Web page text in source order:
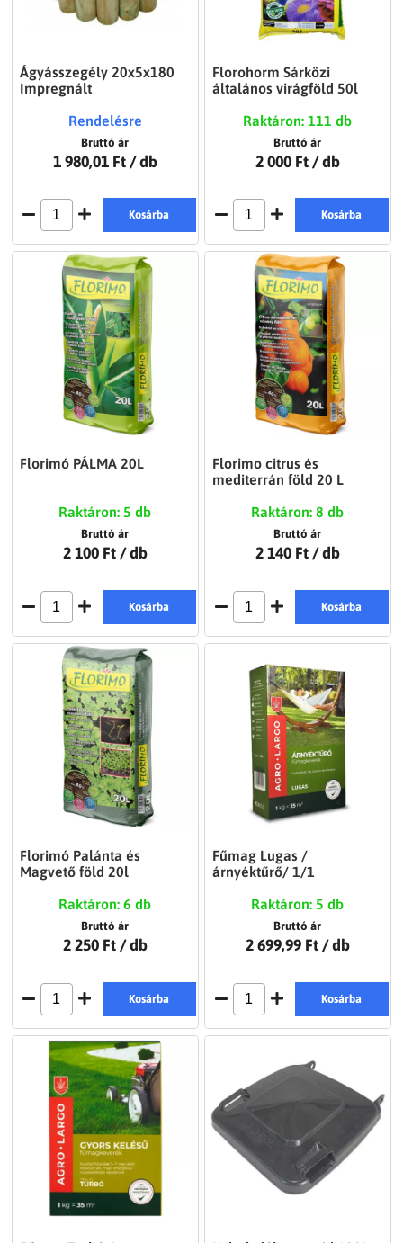
Ágyásszegély 20x5x180
Impregnált
Rendelésre
Bruttó ár
1 980,01 Ft / db
Kosárba
Florohorm Sárközi
általános virágföld 50l
Raktáron: 111 db
Bruttó ár
2 000 Ft / db
Kosárba
Florimó PÁLMA 20L
Raktáron: 5 db
Bruttó ár
2 100 Ft/ db
Kosárba
Florimo citrus és
mediterrán föld 20 L
Raktáron: 8 db
Bruttó ár
2 140 Ft/ db
Kosárba
Florimó Palánta és
Magvető föld 20l
Raktáron: 6 db
Bruttó ár
2 250 Ft / db
Kosárba
Fűmag Lugas /
árnyéktűrő/ 1/1
Raktáron: 5 db
Bruttó ár
2 699,99 Ft / db
Kosárba